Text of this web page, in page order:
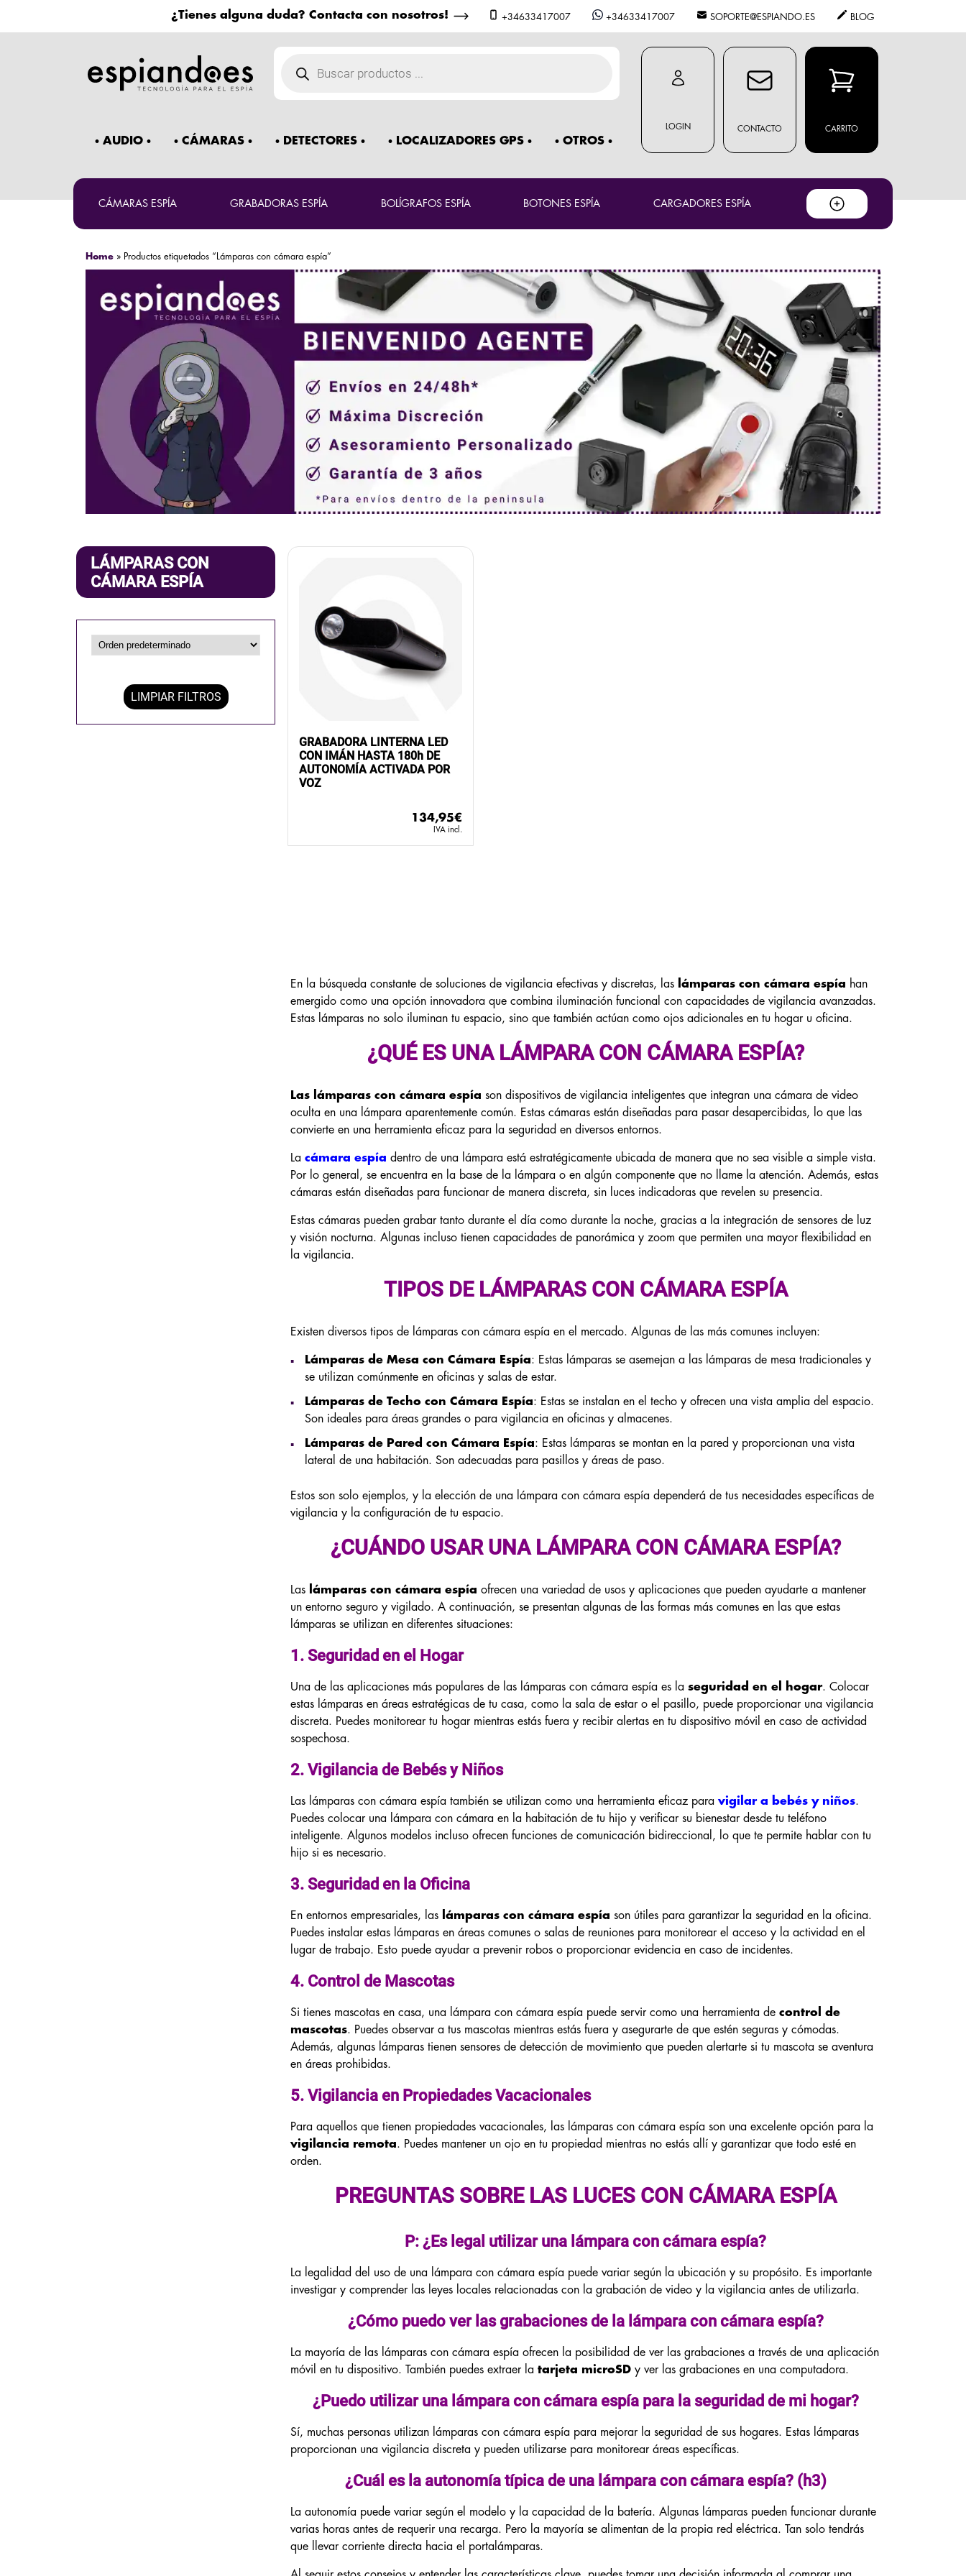
¿Tienes alguna duda? Contacta con nosotros! +34633417007 +34633417007 SOPORTE@ESPIANDO.ES BLOG
productos
AUDIO CÁMARAS DETECTORES LOCALIZADORES GPS OTROS
LOGIN CONTACTO CARRITO
CÁMARAS ESPÍA GRABADORAS ESPÍA BOLÍGRAFOS ESPÍA BOTONES ESPÍA CARGADORES ESPÍA
Home » Productos etiquetados “Lámparas con cámara espía”
LÁMPARAS CON
CÁMARA ESPÍA
LIMPIAR FILTROS
GRABADORA LINTERNA LED
CON IMÁN HASTA 180h DE
AUTONOMÍA ACTIVADA POR
VOZ
134,95€
IVA incl.
En la búsqueda constante de soluciones de vigilancia efectivas y discretas, las lámparas con cámara espía han
emergido como una opción innovadora que combina iluminación funcional con capacidades de vigilancia avanzadas.
Estas lámparas no solo iluminan tu espacio, sino que también actúan como ojos adicionales en tu hogar u oficina.
¿QUÉ ES UNA LÁMPARA CON CÁMARA ESPÍA?
Las lámparas con cámara espía son dispositivos de vigilancia inteligentes que integran una cámara de video
oculta en una lámpara aparentemente común. Estas cámaras están diseñadas para pasar desapercibidas, lo que las
convierte en una herramienta eficaz para la seguridad en diversos entornos.
Lacámara espía dentro de una lámpara está estratégicamente ubicada de manera que no sea visible a simple vista.
Por lo general, se encuentra en la base de la lámpara o en algún componente que no llame la atención. Además, estas
cámaras están diseñadas para funcionar de manera discreta, sin luces indicadoras que revelen su presencia.
Estas cámaras pueden grabar tanto durante el día como durante la noche, gracias a la integración de sensores de luz
y visión nocturna. Algunas incluso tienen capacidades de panorámica y zoom que permiten una mayor flexibilidad en
la vigilancia.
TIPOS DE LÁMPARAS CON CÁMARA ESPÍA
Existen diversos tipos de lámparas con cámara espía en el mercado. Algunas de las más comunes incluyen:
Lámparas de Mesa con Cámara Espía: Estas lámparas se asemejan a las lámparas de mesa tradicionales y
se utilizan comúnmente en oficinas y salas de estar.
Lámparas de Techo con Cámara Espía: Estas se instalan en el techo y ofrecen una vista amplia del espacio.
Son ideales para áreas grandes o para vigilancia en oficinas y almacenes.
Lámparas de Pared con Cámara Espía: Estas lámparas se montan en la pared y proporcionan una vista
lateral de una habitación. Son adecuadas para pasillos y áreas de paso.
Estos son solo ejemplos, y la elección de una lámpara con cámara espía dependerá de tus necesidades específicas de
vigilancia y la configuración de tu espacio.
¿CUÁNDO USAR UNA LÁMPARA CON CÁMARA ESPÍA?
Las lámparas con cámara espía ofrecen una variedad de usos y aplicaciones que pueden ayudarte a mantener
un entorno seguro y vigilado. A continuación, se presentan algunas de las formas más comunes en las que estas
lámparas se utilizan en diferentes situaciones:
1. Seguridad en el Hogar
Una de las aplicaciones más populares de las lámparas con cámara espía es laseguridad en el hogar. Colocar
estas lámparas en áreas estratégicas de tu casa, como la sala de estar o el pasillo, puede proporcionar una vigilancia
discreta. Puedes monitorear tu hogar mientras estás fuera y recibir alertas en tu dispositivo móvil en caso de actividad
sospechosa.
2. Vigilancia de Bebés y Niños
Las lámparas con cámara espía también se utilizan como una herramienta eficaz paravigilar a bebés y niños.
Puedes colocar una lámpara con cámara en la habitación de tu hijo y verificar su bienestar desde tu teléfono
inteligente. Algunos modelos incluso ofrecen funciones de comunicación bidireccional, lo que te permite hablar con tu
hijo si es necesario.
3. Seguridad en la Oficina
En entornos empresariales, las lámparas con cámara espía son útiles para garantizar la seguridad en la oficina.
Puedes instalar estas lámparas en áreas comunes o salas de reuniones para monitorear el acceso y la actividad en el
lugar de trabajo. Esto puede ayudar a prevenir robos o proporcionar evidencia en caso de incidentes.
4. Control de Mascotas
Si tienes mascotas en casa, una lámpara con cámara espía puede servir como una herramienta decontrol de
mascotas. Puedes observar a tus mascotas mientras estás fuera y asegurarte de que estén seguras y cómodas.
Además, algunas lámparas tienen sensores de detección de movimiento que pueden alertarte si tu mascota se aventura
en áreas prohibidas.
5. Vigilancia en Propiedades Vacacionales
Para aquellos que tienen propiedades vacacionales, las lámparas con cámara espía son una excelente opción para la
vigilancia remota. Puedes mantener un ojo en tu propiedad mientras no estás allí y garantizar que todo esté en
orden.
PREGUNTAS SOBRE LAS LUCES CON CÁMARA ESPÍA
P: ¿Es legal utilizar una lámpara con cámara espía?
La legalidad del uso de una lámpara con cámara espía puede variar según la ubicación y su propósito. Es importante
investigar y comprender las leyes locales relacionadas con la grabación de video y la vigilancia antes de utilizarla.
¿Cómo puedo ver las grabaciones de la lámpara con cámara espía?
La mayoría de las lámparas con cámara espía ofrecen la posibilidad de ver las grabaciones a través de una aplicación
móvil en tu dispositivo. También puedes extraer latarjeta microSD y ver las grabaciones en una computadora.
¿Puedo utilizar una lámpara con cámara espía para la seguridad de mi hogar?
Sí, muchas personas utilizan lámparas con cámara espía para mejorar la seguridad de sus hogares. Estas lámparas
proporcionan una vigilancia discreta y pueden utilizarse para monitorear áreas específicas.
¿Cuál es la autonomía típica de una lámpara con cámara espía? (h3)
La autonomía puede variar según el modelo y la capacidad de la batería. Algunas lámparas pueden funcionar durante
varias horas antes de requerir una recarga. Pero la mayoría se alimentan de la propia red eléctrica. Tan solo tendrás
que llevar corriente directa hacia el portalámparas.